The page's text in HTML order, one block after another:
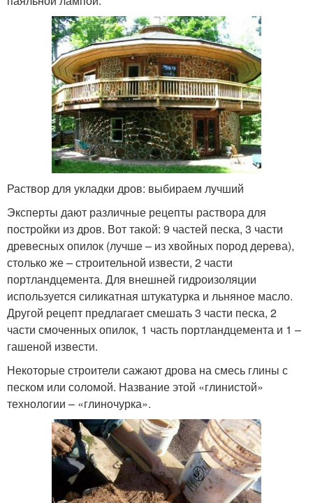
Раствор для укладки дров: выбираем лучший
Эксперты дают различные рецепты раствора для
постройки из дров. Вот такой: 9 частей песка, 3 части
древесных опилок (лучше – из хвойных пород дерева),
столько же – строительной извести, 2 части
портландцемента. Для внешней гидроизоляции
используется силикатная штукатурка и льняное масло.
Другой рецепт предлагает смешать 3 части песка, 2
части смоченных опилок, 1 часть портландцемента и 1 –
гашеной извести.
Некоторые строители сажают дрова на смесь глины с
песком или соломой. Название этой «глинистой»
технологии – «глиночурка».